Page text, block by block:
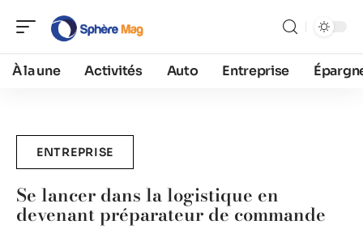
À la une Activités Auto Entreprise
ENTREPRISE
Se lancer dans la logistique en
devenant préparateur de commande